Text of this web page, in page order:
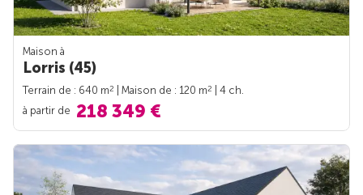
Maison à
Lorris (45)
Terrain de : 640 m2 | Maison de : 120 m2
| 4 ch.
à partir de 218 349 €